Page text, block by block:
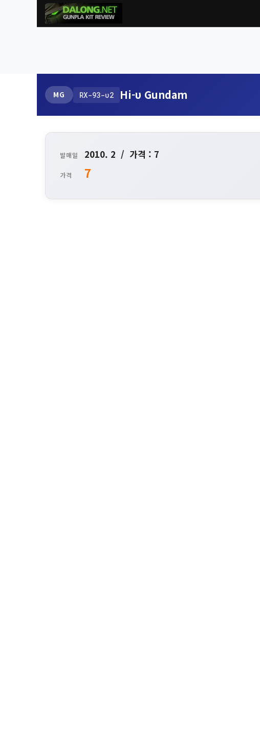
MG RX-93-υ2 Hi-υ Gundam
발매일 2010. 2 / 가격 : 7
가격 7